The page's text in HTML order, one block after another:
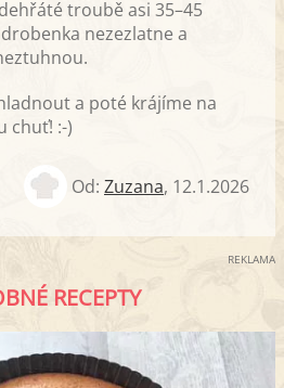
troubě asi 35–45
nezezlatne a
a poté krájíme na
chuť! :-)
Od: Zuzana, 12.1.2026
REKLAMA
RECEPTY